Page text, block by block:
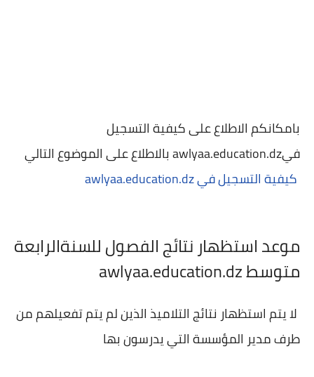
بامكانكم الاطلاع على كيفية التسجيل
فيawlyaa.education.dz بالاطلاع على الموضوع التالي
كيفية التسجيل في awlyaa.education.dz
موعد استظهار نتائج الفصول للسنةالرابعة
متوسط awlyaa.education.dz
لا يتم استظهار نتائج التلاميذ الذين لم يتم تفعيلهم من
طرف مدير المؤسسة التي يدرسون بها